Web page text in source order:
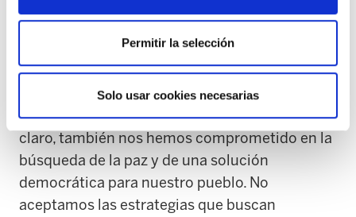
Permitir la selección
Solo usar cookies necesarias
línea en la negociación colectiva, en la
respuesta a las reformas, y nos estamos
implicando cada vez más en materias como la
vivienda, los servicios sociales, la fiscalidad, la
lucha contra la globalización neoliberal... Y,
claro, también nos hemos comprometido en la
búsqueda de la paz y de una solución
democrática para nuestro pueblo. No
aceptamos las estrategias que buscan